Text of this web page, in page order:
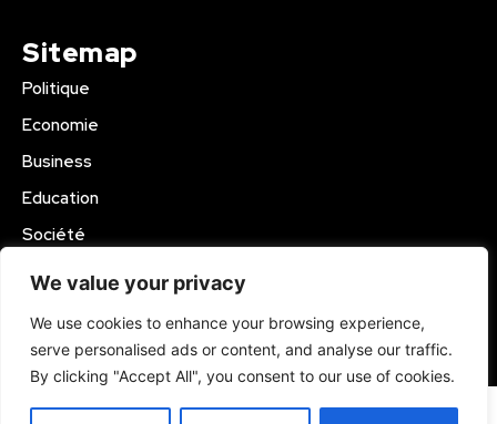
We value your privacy
We use cookies to enhance your browsing experience,
serve personalised ads or content, and analyse our traffic.
By clicking "Accept All", you consent to our use of cookies.
Sitemap
Politique
Economie
Business
Education
Société
Sport
© 2024 Kamer Infos+. All Rights Reserved.